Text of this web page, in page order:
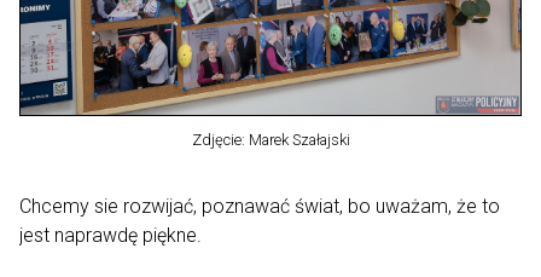
Zdjęcie: Marek Szałajski
Chcemy sie rozwijać, poznawać świat, bo uważam, że to
jest naprawdę piękne.